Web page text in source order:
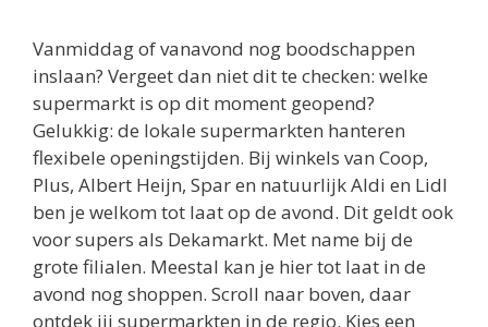
Vanmiddag of vanavond nog boodschappen
inslaan? Vergeet dan niet dit te checken: welke
supermarkt is op dit moment geopend?
Gelukkig: de lokale supermarkten hanteren
flexibele openingstijden. Bij winkels van Coop,
Plus, Albert Heijn, Spar en natuurlijk Aldi en Lidl
ben je welkom tot laat op de avond. Dit geldt ook
voor supers als Dekamarkt. Met name bij de
grote filialen. Meestal kan je hier tot laat in de
avond nog shoppen. Scroll naar boven, daar
ontdek jij supermarkten in de regio. Kies een